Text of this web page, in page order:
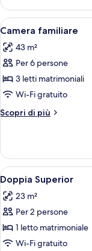
Rollaway
Bed)
Junior,
vista
città
Rollaway
Apri
tutte
le
foto
per
Camera
familiare
4
Camera familiare
43 m²
Per 6 persone
3 letti matrimoniali
Wi-Fi gratuito
Scopri di più
Altri
familiare
Apri
tutte
le
foto
per
Doppia
4
Doppia Superior
23 m²
Per 2 persone
1 letto matrimoniale
Wi-Fi gratuito